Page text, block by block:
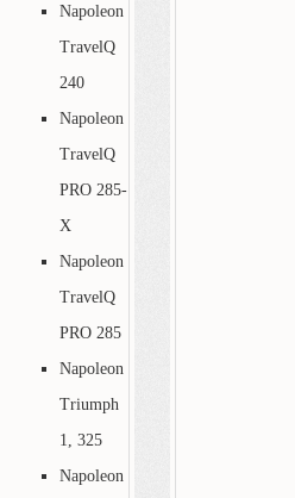
Napoleon
TravelQ
240
Napoleon
TravelQ
PRO 285-
X
Napoleon
TravelQ
PRO 285
Napoleon
Triumph
1, 325
Napoleon